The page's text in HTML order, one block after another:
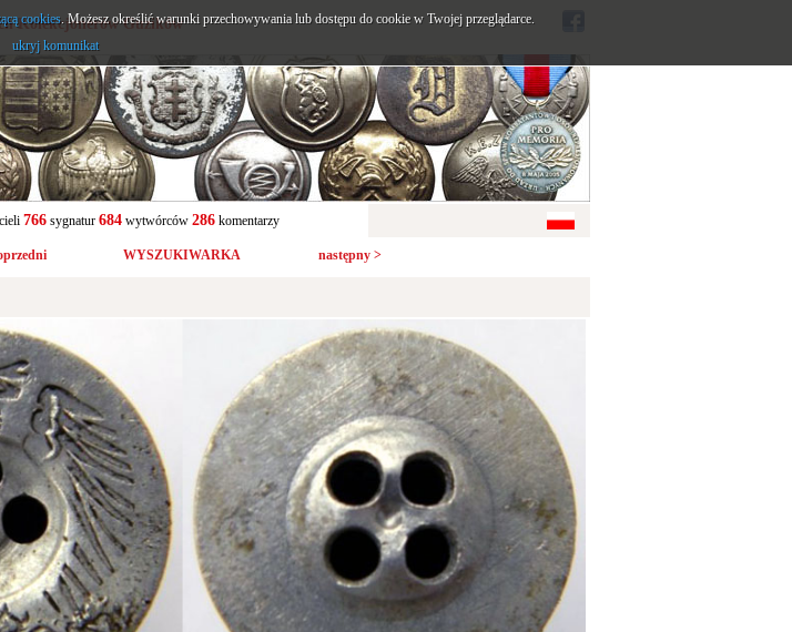
Kolekcjonerów Guzików
766sygnatur 684wytwórców 286komentarzy
WYSZUKIWARKA następny >
cookies. Możesz określić warunki przechowywania lub dostępu do cookie w Twojej przeglądarce.
ukryj komunikat